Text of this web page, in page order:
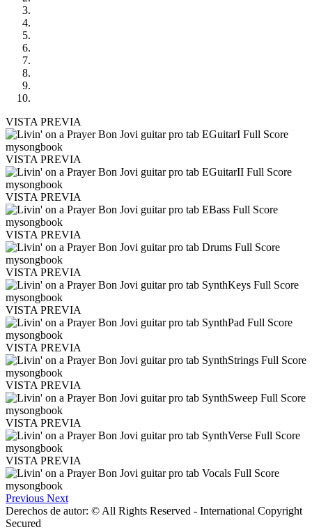
VISTA PREVIA
VISTA PREVIA
VISTA PREVIA
VISTA PREVIA
VISTA PREVIA
VISTA PREVIA
VISTA PREVIA
VISTA PREVIA
VISTA PREVIA
VISTA PREVIA
Previous Next
Derechos de autor: © All Rights Reserved - International Copyright
Secured